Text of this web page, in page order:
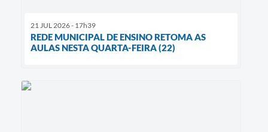
21 JUL 2026 - 17h39
REDE MUNICIPAL DE ENSINO RETOMA AS
AULAS NESTA QUARTA-FEIRA (22)